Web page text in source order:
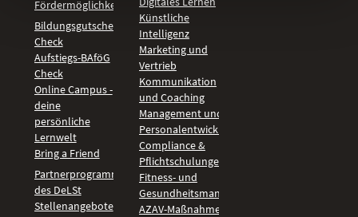
Fördermöglichkeiten
Bildungsgutschein
Check
Aufstiegs-BAföG
Check
Online Campus -
deine
persönliche
Lernwelt
Bring a Friend
Partnerprogramm
des DeLSt
Stellenangebote
Künstliche
Intelligenz
Marketing und
Vertrieb
Kommunikation
und Coaching
Management und
Personalentwicklung
Compliance &
Pflichtschulungen
Fitness- und
Gesundheitsmanagement
AZAV-Maßnahmen